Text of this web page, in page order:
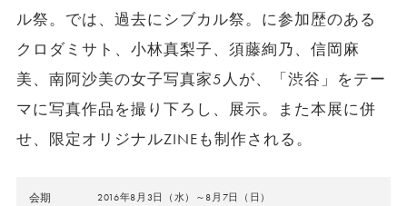
ル祭。では、過去にシブカル祭。に参加歴のある
クロダミサト、小林真梨子、須藤絢乃、信岡麻
美、南阿沙美の女子写真家5人が、「渋谷」をテー
マに写真作品を撮り下ろし、展示。また本展に併
せ、限定オリジナルZINEも制作される。
会期 2016年8月3日（水）～8月7日（日）